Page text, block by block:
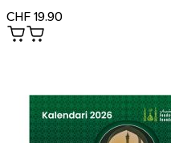
CHF 19.90